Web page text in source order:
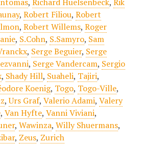
, Robert Filiou, Robert
, Robert Willems, Roger
, S.Cohn, S.Samyro, Sam
, Serge Beguier, Serge
, Serge Vandercam, Sergio
, Shady Hill, Suaheli, Tajiri,
Koenig, Togo, Togo-Ville,
,Urs Graf, Valerio Adami, Valery
, Van Hyfte, Vanni Viviani,
, Wawinza, Willy Shuermans,
, Zeus, Zurich